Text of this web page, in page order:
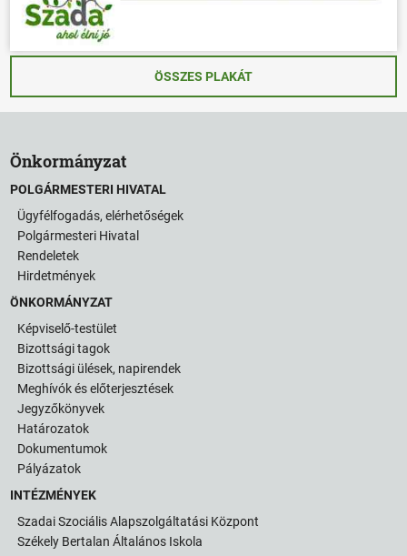
ÖSSZES PLAKÁT
Önkormányzat
POLGÁRMESTERI HIVATAL
Ügyfélfogadás, elérhetőségek
Polgármesteri Hivatal
Rendeletek
Hirdetmények
ÖNKORMÁNYZAT
Képviselő-testület
Bizottsági tagok
Bizottsági ülések, napirendek
Meghívók és előterjesztések
Jegyzőkönyvek
Határozatok
Dokumentumok
Pályázatok
INTÉZMÉNYEK
Szadai Szociális Alapszolgáltatási Központ
Székely Bertalan Általános Iskola